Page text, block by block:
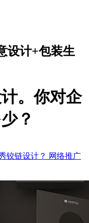
设计+包装生
。你对企
？
铰链设计？ 网络推广